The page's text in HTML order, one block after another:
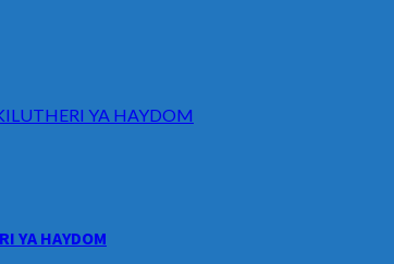
YA HAYDOM
YA HAYDOM